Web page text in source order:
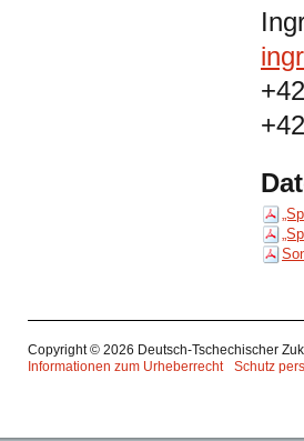
Copyright © 2026 Deutsch-Tschechischer
Informationen zum Urheberrecht
Schutz